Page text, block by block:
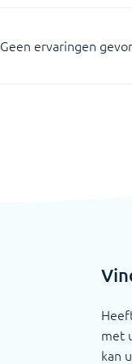
Geen ervaringen
met
kan